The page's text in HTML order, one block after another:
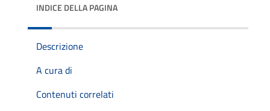
INDICE DELLA PAGINA
Descrizione
A cura di
Contenuti correlati